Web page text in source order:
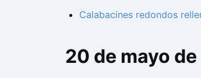
Calabacines redondos
20 de mayo